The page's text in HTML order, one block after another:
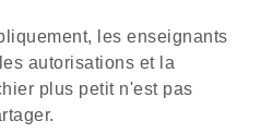
les enseignants
autorisations et la
plus petit n'est pas